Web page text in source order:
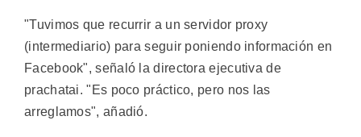
"Tuvimos que recurrir a un servidor proxy
(intermediario) para seguir poniendo información en
Facebook", señaló la directora ejecutiva de
prachatai. "Es poco práctico, pero nos las
arreglamos", añadió.